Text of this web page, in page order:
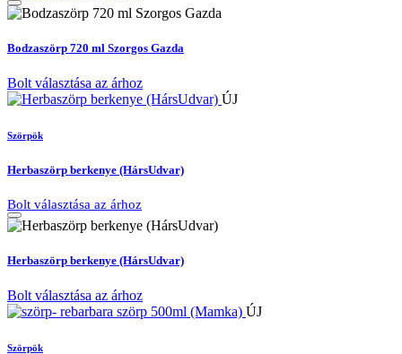
Bodzaszörp 720 ml Szorgos Gazda
Bolt választása az árhoz
ÚJ
Szörpök
Herbaszörp berkenye (HársUdvar)
Bolt választása az árhoz
Herbaszörp berkenye (HársUdvar)
Bolt választása az árhoz
ÚJ
Szörpök